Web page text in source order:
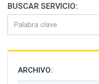
BUSCAR SERVICIO:
ARCHIVO: